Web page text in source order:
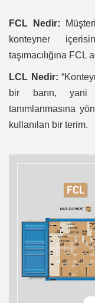
FCL Nedir:
konteyner
taşımacılığına FCL
LCL Nedir:
bir barın, yani
tanımlanmasına
kullanılan bir terim.